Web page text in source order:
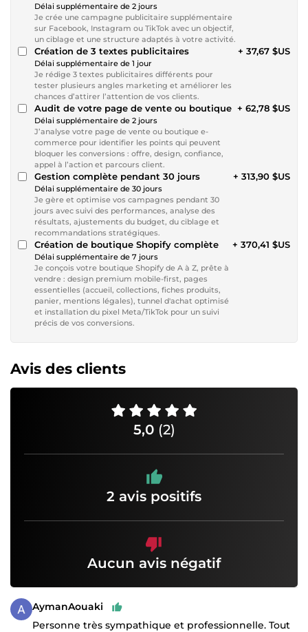
Délai supplémentaire de 2 jours
Je crée une campagne publicitaire supplémentaire
sur Facebook, Instagram ou TikTok avec un objectif,
un ciblage et une structure adaptés à votre activité.
Création de 3 textes publicitaires
Délai supplémentaire de 1 jour
Je rédige 3 textes publicitaires différents pour
tester plusieurs angles marketing et améliorer les
chances d’attirer l’attention de vos clients.
+ 37,67 $US
Audit de votre page de vente ou boutique
Délai supplémentaire de 2 jours
J’analyse votre page de vente ou boutique e-
commerce pour identifier les points qui peuvent
bloquer les conversions : offre, design, confiance,
appel à l’action et parcours client.
+ 62,78 $US
Gestion complète pendant 30 jours
Délai supplémentaire de 30 jours
Je gère et optimise vos campagnes pendant 30
jours avec suivi des performances, analyse des
résultats, ajustements du budget, du ciblage et
recommandations stratégiques.
+ 313,90 $US
Création de boutique Shopify complète
Délai supplémentaire de 7 jours
Je conçois votre boutique Shopify de A à Z, prête à
vendre : design premium mobile-first, pages
essentielles (accueil, collections, fiches produits,
panier, mentions légales), tunnel d'achat optimisé
et installation du pixel Meta/TikTok pour un suivi
précis de vos conversions.
+ 370,41 $US
Avis des clients
5,0 (2)
2 avis positifs
Aucun avis négatif
AymanAouaki
Personne très sympathique et professionnelle. Tout